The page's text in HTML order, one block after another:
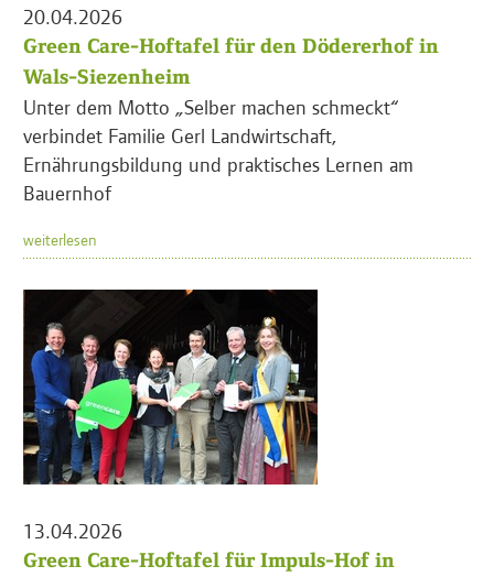
20.04.2026
Green Care-Hoftafel für den Dödererhof in
Wals-Siezenheim
Unter dem Motto „Selber machen schmeckt“
verbindet Familie Gerl Landwirtschaft,
Ernährungsbildung und praktisches Lernen am
Bauernhof
weiterlesen
13.04.2026
Green Care-Hoftafel für Impuls-Hof in